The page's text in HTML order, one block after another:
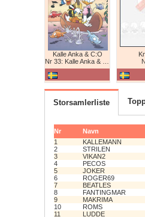
Kalle Anka & C:O
Nr 33: Kalle Anka & C:O
Storsamlerliste
Nr
Navn
1
KALLEMANN
2
STRILEN
3
VIKAN2
4
PECOS
5
JOKER
6
ROGER69
7
BEATLES
8
FANTINGMAR
9
MAKRIMA
10
ROMS
11
LUDDE